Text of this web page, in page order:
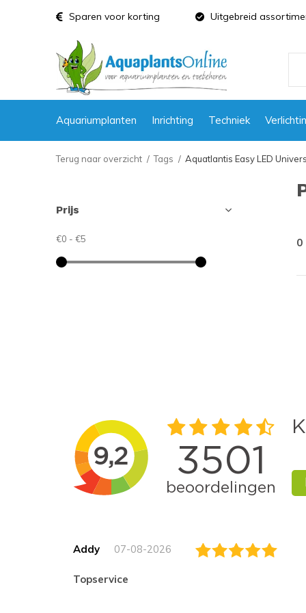
Aquariumplanten Inrichting Techniek
Sparen voor korting Uitgebreid
Terug naar overzicht Tags Aquatlantis Easy LED
0
Prijs
€0 - €5
Addy 07-08-2026
topservice